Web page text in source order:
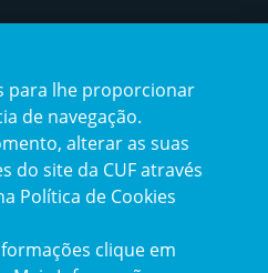
certification3
para lhe proporcionar
de navegação.
alterar as suas
do site da CUF através
Política de Cookies
clique em